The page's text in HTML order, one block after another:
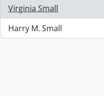
Virginia Small
, 1 résultats
Harry M. Small
, 1 résultats